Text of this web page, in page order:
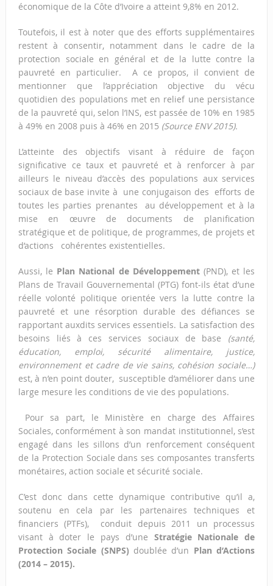
économique de la Côte d’Ivoire a atteint 9,8% en 2012.
Toutefois, il est à noter que des efforts supplémentaires
restent à consentir, notamment dans le cadre de la
protection sociale en général et de la lutte contre la
pauvreté en particulier. A ce propos, il convient de
mentionner que l’appréciation objective du vécu
quotidien des populations met en relief une persistance
de la pauvreté qui, selon l’INS, est passée de 10% en 1985
à 49% en 2008 puis à 46% en 2015 (Source ENV 2015).
L’atteinte des objectifs visant à réduire de façon
significative ce taux et pauvreté et à renforcer à par
ailleurs le niveau d’accès des populations aux services
sociaux de base invite à une conjugaison des efforts de
toutes les parties prenantes au développement et à la
mise en œuvre de documents de planification
stratégique et de politique, de programmes, de projets et
d’actions cohérentes existentielles.
Aussi, le Plan National de Développement(PND), et les
Plans de Travail Gouvernemental (PTG) font-ils état d’une
réelle volonté politique orientée vers la lutte contre la
pauvreté et une résorption durable des défiances se
rapportant auxdits services essentiels. La satisfaction des
besoins liés à ces services sociaux de base (santé,
éducation, emploi, sécurité alimentaire, justice,
environnement et cadre de vie sains, cohésion sociale…)
est, à n’en point douter, susceptible d’améliorer dans une
large mesure les conditions de vie des populations.
Pour sa part, le Ministère en charge des Affaires
Sociales, conformément à son mandat institutionnel, s’est
engagé dans les sillons d’un renforcement conséquent
de la Protection Sociale dans ses composantes transferts
monétaires, action sociale et sécurité sociale.
C’est donc dans cette dynamique contributive qu’il a,
soutenu en cela par les partenaires techniques et
financiers (PTFs), conduit depuis 2011 un processus
visant à doter le pays d’une Stratégie Nationale de
Protection Sociale (SNPS) doublée d’un Plan d’Actions
(2014 – 2015).